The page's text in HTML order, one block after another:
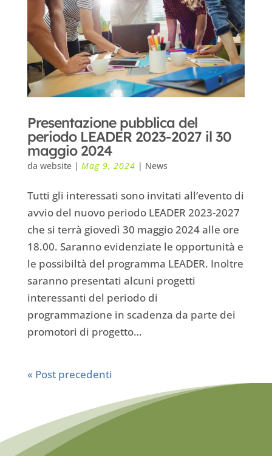
Presentazione pubblica del
periodo LEADER 2023-2027 il 30
maggio 2024
da website| Mag 9, 2024 | News
Tutti gli interessati sono invitati all’evento di
avvio del nuovo periodo LEADER 2023-2027
che si terrà giovedì 30 maggio 2024 alle ore
18.00. Saranno evidenziate le opportunità e
le possibiltà del programma LEADER. Inoltre
saranno presentati alcuni progetti
interessanti del periodo di
programmazione in scadenza da parte dei
promotori di progetto…
« Post precedenti